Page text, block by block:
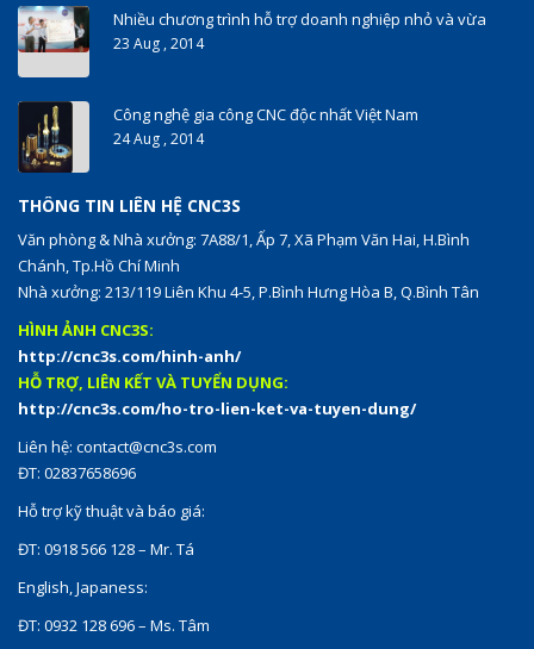
Nhiều chương trình hỗ trợ doanh nghiệp nhỏ và vừa
23 Aug , 2014
Công nghệ gia công CNC độc nhất Việt Nam
24 Aug , 2014
THÔNG TIN LIÊN HỆ CNC3S
Văn phòng & Nhà xưởng: 7A88/1, Ấp 7, Xã Phạm Văn Hai, H.Bình
Chánh, Tp.Hồ Chí Minh
Nhà xưởng: 213/119 Liên Khu 4-5, P.Bình Hưng Hòa B, Q.Bình Tân
HÌNH ẢNH CNC3S:
http://cnc3s.com/hinh-anh/
HỖ TRỢ, LIÊN KẾT VÀ TUYỂN DỤNG:
http://cnc3s.com/ho-tro-lien-ket-va-tuyen-dung/
Liên hệ: contact@cnc3s.com
ĐT: 02837658696
Hỗ trợ kỹ thuật và báo giá:
ĐT: 0918 566 128 – Mr. Tá
English, Japaness:
ĐT: 0932 128 696 – Ms. Tâm